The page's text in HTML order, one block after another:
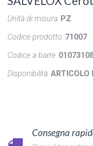
Unità di misura: PZ
Codice prodotto: 71007
Codice a barre:
Disponibilità:ARTICOLO
Consegna